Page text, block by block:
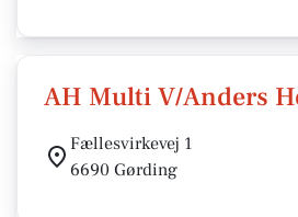
AH Multi V/Anders
Fællesvirkevej 1
6690 Gørding